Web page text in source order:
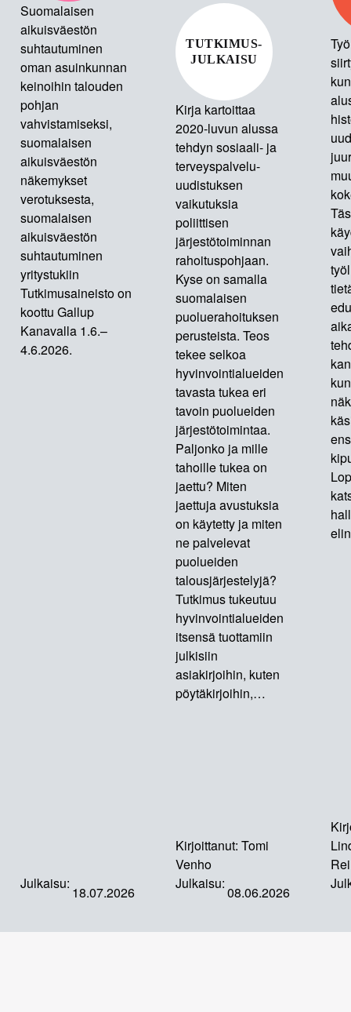
Suomalaisen
aikuisväestön
suhtautuminen
oman asuinkunnan
keinoihin talouden
pohjan
vahvistamiseksi,
suomalaisen
aikuisväestön
näkemykset
verotuksesta,
suomalaisen
aikuisväestön
suhtautuminen
yritystukiin
Tutkimusaineisto on
koottu Gallup
Kanavalla 1.6.–
4.6.2026.
Julkaisu:
18.07.2026
TUTKIMUS-
JULKAISU
Kirja kartoittaa
2020-luvun alussa
tehdyn sosiaali- ja
terveyspalvelu-
uudistuksen
vaikutuksia
poliittisen
järjestötoiminnan
rahoituspohjaan.
Kyse on samalla
suomalaisen
puoluerahoituksen
perusteista. Teos
tekee selkoa
hyvinvointialueiden
tavasta tukea eri
tavoin puolueiden
järjestötoimintaa.
Paljonko ja mille
tahoille tukea on
jaettu? Miten
jaettuja avustuksia
on käytetty ja miten
ne palvelevat
puolueiden
talousjärjestelyjä?
Tutkimus tukeutuu
hyvinvointialueiden
itsensä tuottamiin
julkisiin
asiakirjoihin, kuten
pöytäkirjoihin,…
Kirjoittanut: Tomi
Venho
Julkaisu:
08.06.2026